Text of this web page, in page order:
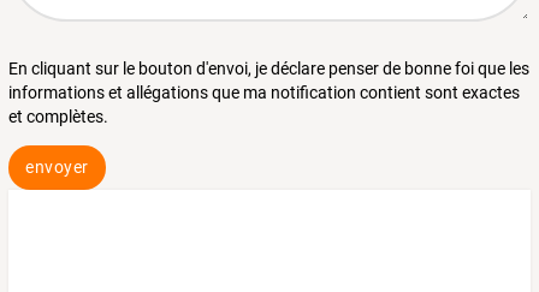
En cliquant sur le bouton d'envoi, je déclare penser de bonne foi que les
informations et allégations que ma notification contient sont exactes
et complètes.
envoyer